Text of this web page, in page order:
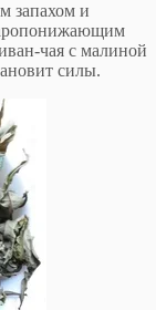
запахом и
чая с малиной
силы.